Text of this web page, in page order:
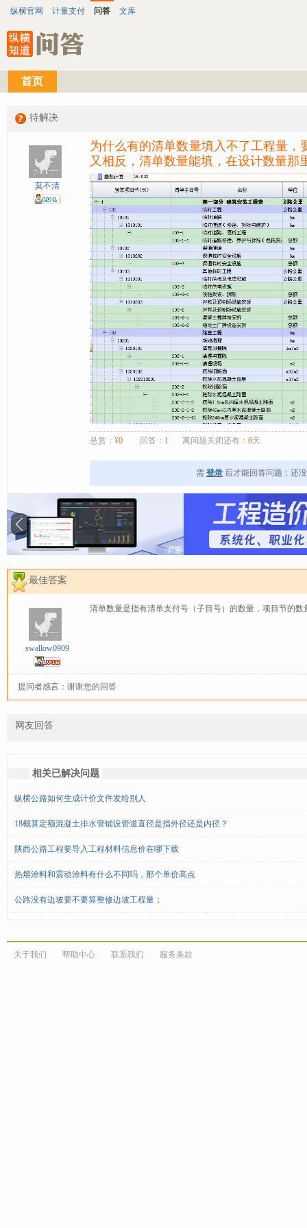
纵横官网 计量支付 问答 文库
首页
待解决
莫不清
为什么有的清单数量填入不了工程量
又相反，清单数量能填，在设计数量那
悬赏：¥0 回答： 1 离问题关闭还有： 0天
需 登录 后才能回答问题；还
最佳答案
swallow0909
清单数量是指有清单支付号（子目号）的数量，项目节的
提问者感言：谢谢您的回答
网友回答
相关已解决问题
纵横公路如何生成计价文件发给别人
18概算定额混凝土排水管铺设管道直径是指外径还是内径？
陕西公路工程要导入工程材料信息价在哪下载
热熔涂料和震动涂料有什么不同吗，那个单价高点
公路没有边坡要不要算整修边坡工程量；
关于我们 帮助中心 联系我们 服务条款